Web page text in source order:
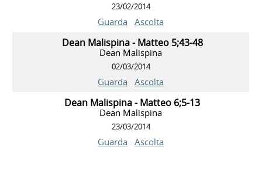
23/02/2014
Guarda Ascolta
Dean Malispina - Matteo 5;43-48
Dean Malispina
02/03/2014
Guarda Ascolta
Dean Malispina - Matteo 6;5-13
Dean Malispina
23/03/2014
Guarda Ascolta